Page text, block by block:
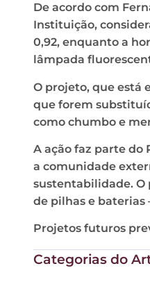
De acordo com
Instituição,
0,92, enquanto a
lâmpada
O projeto, que está
que forem
como chumbo e
A ação faz parte do
a comunidade
sustentabilidade. O
de pilhas e baterias
Projetos futuros
Categorias do